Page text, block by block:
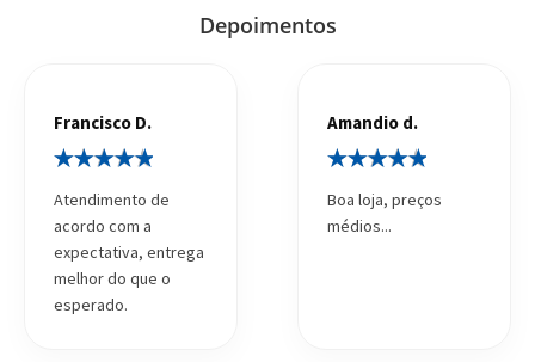
Depoimentos
Atendimento de
acordo com a
expectativa, entrega
melhor do que o
esperado.
Francisco D.
Boa loja, preços
médios...
Amandio d.